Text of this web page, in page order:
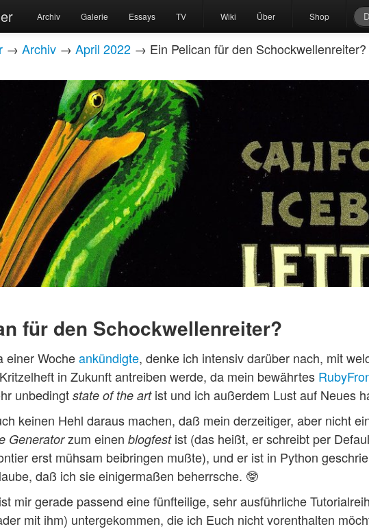
Archiv Galerie Essays TV Wiki Über Shop
→ Archiv → April 2022 → Ein Pelican für den
für den Schockwellenreiter?
einer Wocheankündigte, denke ich intensiv darüber nach, mit
Kritzelheft in Zukunft antreiben werde, da mein bewährtes
unbedingt state of the artist und ich außerdem Lust auf Neues
keinen Hehl daraus machen, daß mein derzeitiger, aber nicht
Generatorzum einen blogfestist (das heißt, er schreibt per
erst mühsam beibringen mußte), und er ist in Python
daß ich sie einigermaßen beherrsche. 🤓
mir gerade passend eine fünfteilige, sehr ausführliche
mit ihm) untergekommen, die ich Euch nicht vorenthalten